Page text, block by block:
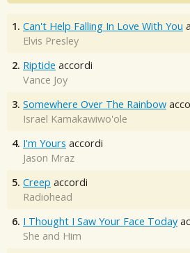
1. Can't Help Falling In Love With You
Elvis Presley
2. Riptide accordi
Vance Joy
3. Somewhere Over The Rainbow
Israel Kamakawiwo'ole
4. I'm Yours accordi
Jason Mraz
5. Creep accordi
Radiohead
6. I Thought I Saw Your Face Today
She and Him